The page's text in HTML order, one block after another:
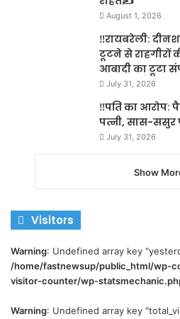
August 1, 2026
‼️रायबरेली:
टूटने से राहगीरों
आबादी का टूटा
July 31, 2026
‼️पति का आरोप:
पत्नी, सास-ससुर
July 31, 2026
Show
Visitors
Warning: Undefined array key
/home/fastnewsup/public_html/wp-
visitor-counter/wp-
Warning: Undefined array key